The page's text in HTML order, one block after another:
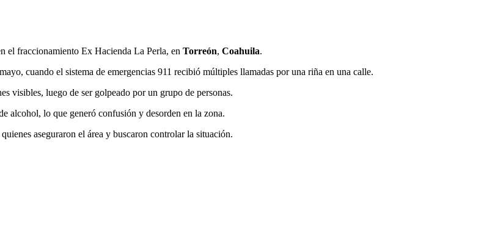
el fraccionamiento Ex Hacienda La Perla, en Torreón, Coahuila.
cuando el sistema de emergencias 911 recibió múltiples llamadas por una riña en una calle.
visibles, luego de ser golpeado por un grupo de personas.
alcohol, lo que generó confusión y desorden en la zona.
quienes aseguraron el área y buscaron controlar la situación.